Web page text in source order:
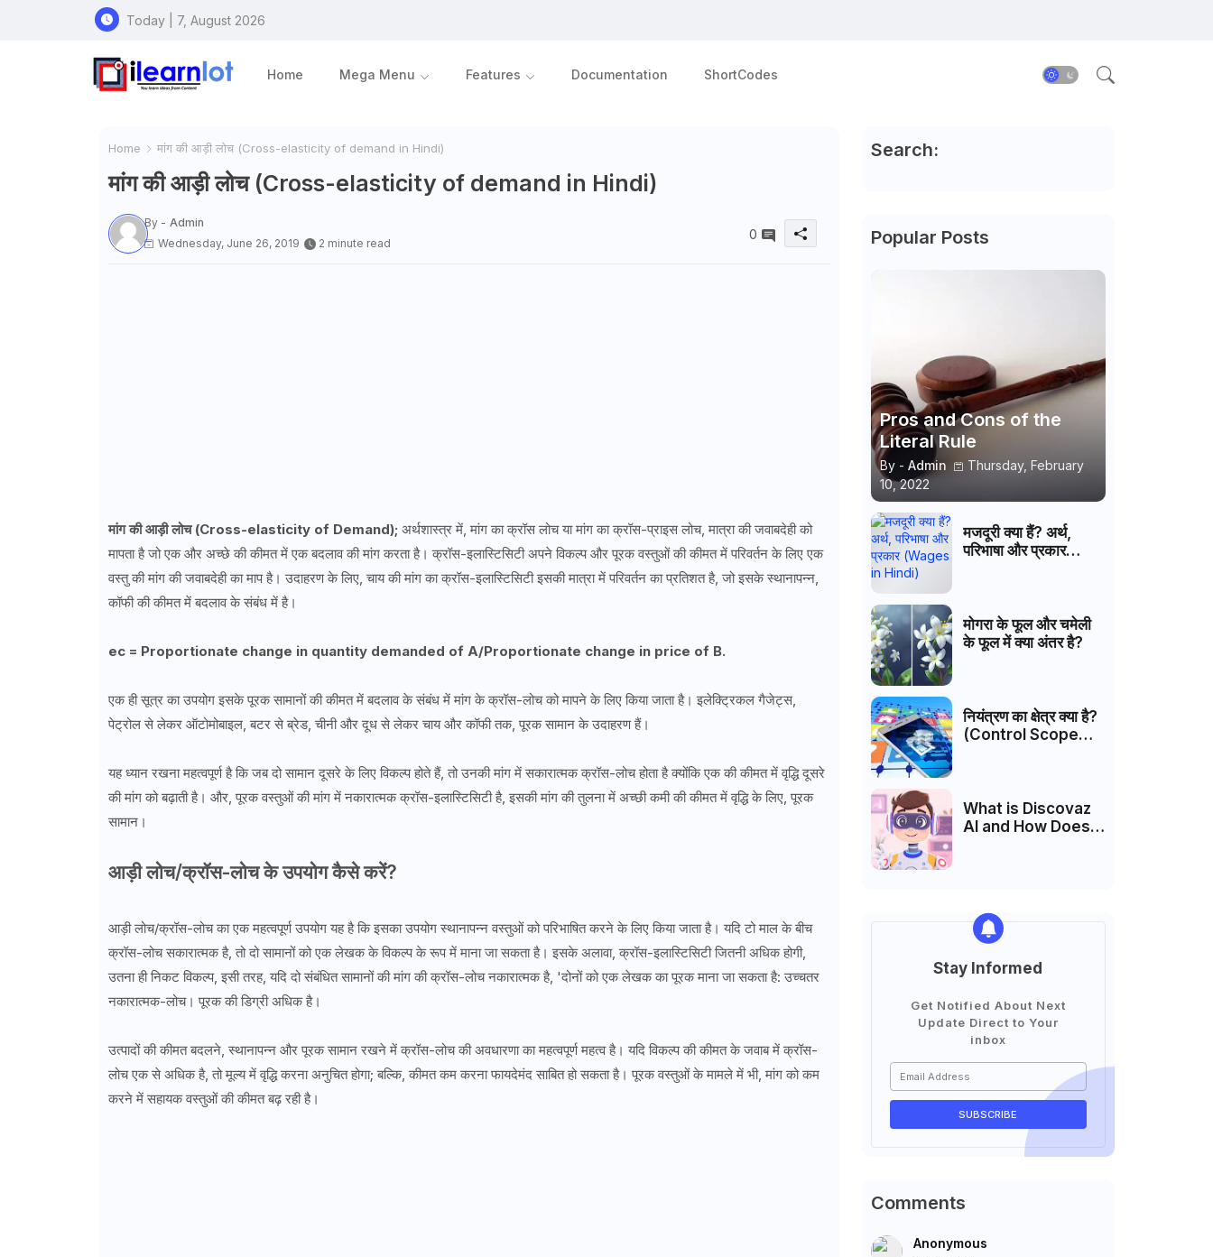
Today | 7, August 2026
Home Mega Menu Features Documentation ShortCodes
Home मांग की आड़ी लोच (Cross-elasticity of demand in Hindi)
मांग की आड़ी लोच (Cross-elasticity of demand in Hindi)
By - Admin
Wednesday, June 26, 2019
2 minute read
0
मांग की आड़ी लोच (Cross-elasticity of Demand); अर्थशास्त्र में, मांग का क्रॉस लोच या मांग का क्रॉस-प्राइस लोच, मात्रा की जवाबदेही को
मापता है जो एक और अच्छे की कीमत में एक बदलाव की मांग करता है। क्रॉस-इलास्टिसिटी अपने विकल्प और पूरक वस्तुओं की कीमत में परिवर्तन के लिए एक
वस्तु की मांग की जवाबदेही का माप है। उदाहरण के लिए, चाय की मांग का क्रॉस-इलास्टिसिटी इसकी मात्रा में परिवर्तन का प्रतिशत है, जो इसके स्थानापन्न,
कॉफी की कीमत में बदलाव के संबंध में है।
ec = Proportionate change in quantity demanded of A/Proportionate change in price of B.
एक ही सूत्र का उपयोग इसके पूरक सामानों की कीमत में बदलाव के संबंध में मांग के क्रॉस-लोच को मापने के लिए किया जाता है। इलेक्ट्रिकल गैजेट्स,
पेट्रोल से लेकर ऑटोमोबाइल, बटर से ब्रेड, चीनी और दूध से लेकर चाय और कॉफी तक, पूरक सामान के उदाहरण हैं।
यह ध्यान रखना महत्वपूर्ण है कि जब दो सामान दूसरे के लिए विकल्प होते हैं, तो उनकी मांग में सकारात्मक क्रॉस-लोच होता है क्योंकि एक की कीमत में वृद्धि दूसरे
की मांग को बढ़ाती है। और, पूरक वस्तुओं की मांग में नकारात्मक क्रॉस-इलास्टिसिटी है, इसकी मांग की तुलना में अच्छी कमी की कीमत में वृद्धि के लिए, पूरक
सामान।
आड़ी लोच/क्रॉस-लोच के उपयोग कैसे करें?
आड़ी लोच/क्रॉस-लोच का एक महत्वपूर्ण उपयोग यह है कि इसका उपयोग स्थानापन्न वस्तुओं को परिभाषित करने के लिए किया जाता है। यदि टो माल के बीच
क्रॉस-लोच सकारात्मक है, तो दो सामानों को एक लेखक के विकल्प के रूप में माना जा सकता है। इसके अलावा, क्रॉस-इलास्टिसिटी जितनी अधिक होगी,
उतना ही निकट विकल्प, इसी तरह, यदि दो संबंधित सामानों की मांग की क्रॉस-लोच नकारात्मक है, 'दोनों को एक लेखक का पूरक माना जा सकता है: उच्चतर
नकारात्मक-लोच। पूरक की डिग्री अधिक है।
उत्पादों की कीमत बदलने, स्थानापन्न और पूरक सामान रखने में क्रॉस-लोच की अवधारणा का महत्वपूर्ण महत्व है। यदि विकल्प की कीमत के जवाब में क्रॉस-
लोच एक से अधिक है, तो मूल्य में वृद्धि करना अनुचित होगा; बल्कि, कीमत कम करना फायदेमंद साबित हो सकता है। पूरक वस्तुओं के मामले में भी, मांग को कम
करने में सहायक वस्तुओं की कीमत बढ़ रही है।
Search:
Popular Posts
Pros and Cons of the
Literal Rule
By - Admin
Thursday, February
10, 2022
मजदूरी क्या हैं? अर्थ,
परिभाषा और प्रकार
मोगरा के फूल और चमेली
के फूल में क्या अंतर है?
नियंत्रण का क्षेत्र क्या है?
(Control Scope
What is Discovaz
AI and How Does It
Stay Informed
Get Notified About Next
Update Direct to Your
inbox
Comments
Anonymous